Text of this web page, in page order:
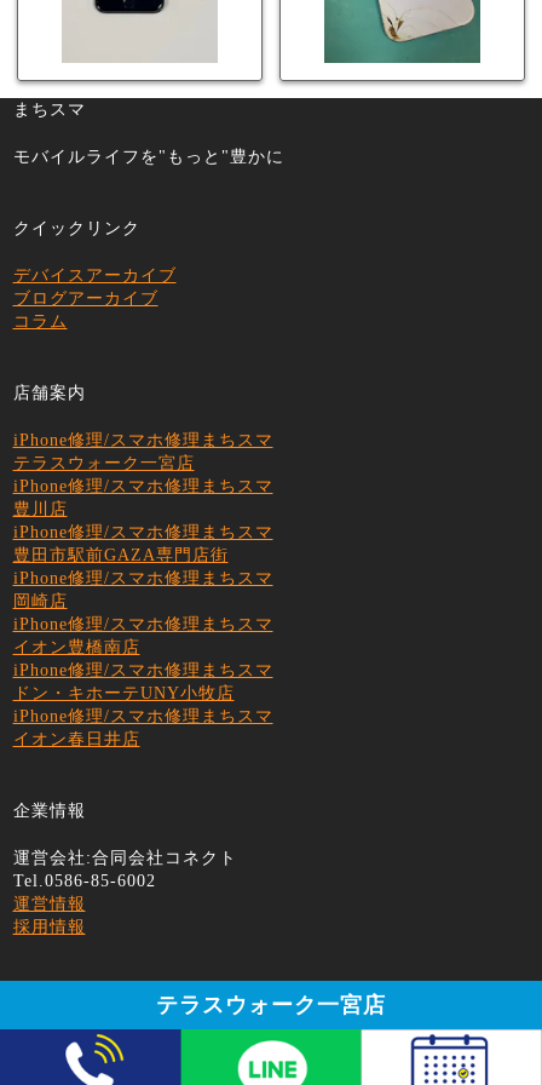
まちスマ
モバイルライフを"もっと"豊かに
クイックリンク
デバイスアーカイブ
ブログアーカイブ
コラム
店舗案内
iPhone修理/スマホ修理まちスマ
テラスウォーク一宮店
iPhone修理/スマホ修理まちスマ
豊川店
iPhone修理/スマホ修理まちスマ
豊田市駅前GAZA専門店街
iPhone修理/スマホ修理まちスマ
岡崎店
iPhone修理/スマホ修理まちスマ
イオン豊橋南店
iPhone修理/スマホ修理まちスマ
ドン・キホーテUNY小牧店
iPhone修理/スマホ修理まちスマ
イオン春日井店
企業情報
運営会社:合同会社コネクト
Tel.0586-85-6002
運営情報
採用情報
テラスウォーク一宮店